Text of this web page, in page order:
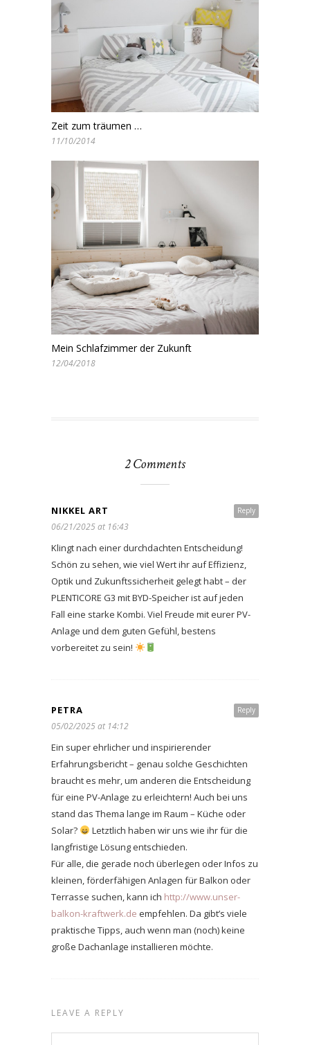
Zeit zum träumen …
11/10/2014
Mein Schlafzimmer der Zukunft
12/04/2018
2 Comments
Reply
NIKKEL ART
06/21/2025 at 16:43
Klingt nach einer durchdachten Entscheidung!
Schön zu sehen, wie viel Wert ihr auf Effizienz,
Optik und Zukunftssicherheit gelegt habt – der
PLENTICORE G3 mit BYD-Speicher ist auf jeden
Fall eine starke Kombi. Viel Freude mit eurer PV-
Anlage und dem guten Gefühl, bestens
vorbereitet zu sein!
Reply
PETRA
05/02/2025 at 14:12
Ein super ehrlicher und inspirierender
Erfahrungsbericht – genau solche Geschichten
braucht es mehr, um anderen die Entscheidung
für eine PV-Anlage zu erleichtern! Auch bei uns
stand das Thema lange im Raum – Küche oder
Solar?
Letztlich haben wir uns wie ihr für die
langfristige Lösung entschieden.
Für alle, die gerade noch überlegen oder Infos zu
kleinen, förderfähigen Anlagen für Balkon oder
Terrasse suchen, kann ich http://www.unser-
balkon-kraftwerk.de empfehlen. Da gibt’s viele
praktische Tipps, auch wenn man (noch) keine
große Dachanlage installieren möchte.
LEAVE A REPLY